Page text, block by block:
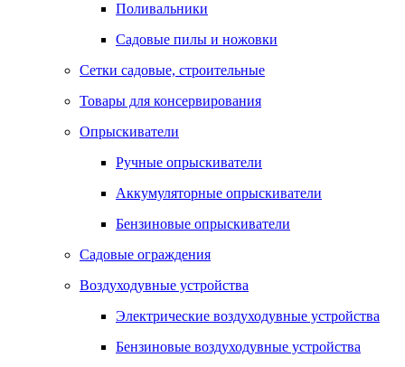
Поливальники
Садовые пилы и ножовки
Сетки садовые, строительные
Товары для консервирования
Опрыскиватели
Ручные опрыскиватели
Аккумуляторные опрыскиватели
Бензиновые опрыскиватели
Садовые ограждения
Воздуходувные устройства
Электрические воздуходувные устройства
Бензиновые воздуходувные устройства